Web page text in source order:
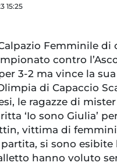
15:25
Calpazio Femminile di
contro
3-2 ma vince la
di Capaccio
le ragazze di
‘Io sono Giulia’
vittima di
si sono esibite
hanno voluto